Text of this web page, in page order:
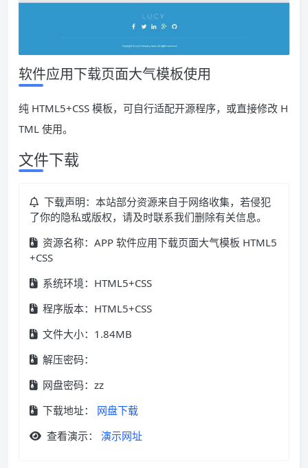
软件应用下载页面大气模板使用
纯 HTML5+CSS 模板，可自行适配开源程序，或直接修改 H
TML 使用。
文件下载
下载声明：本站部分资源来自于网络收集，若侵犯
了你的隐私或版权，请及时联系我们删除有关信息。
资源名称：APP 软件应用下载页面大气模板 HTML5
+CSS
系统环境：HTML5+CSS
程序版本：HTML5+CSS
文件大小：1.84MB
解压密码：
网盘密码：zz
下载地址：
网盘下载
查看演示：
演示网址